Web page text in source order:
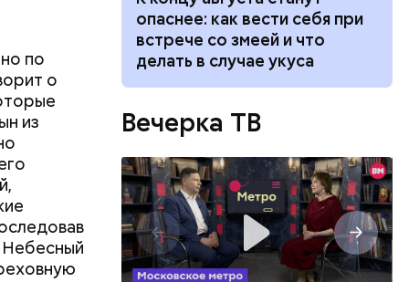
по
о
из
Небесный
опаснее: как вести себя при
встрече со змеей и что
делать в случае укуса
Вечерка ТВ